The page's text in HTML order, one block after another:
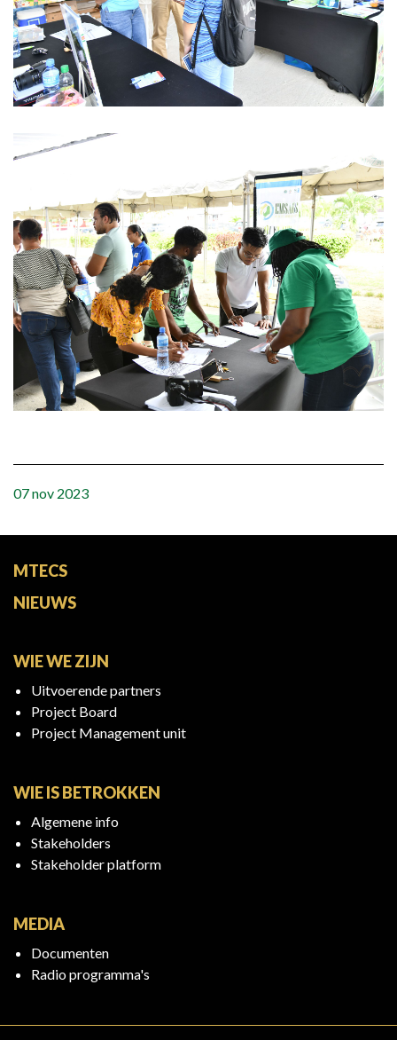
07 nov 2023
MTECS
NIEUWS
WIE WE ZIJN
Uitvoerende partners
Project Board
Project Management unit
WIE IS BETROKKEN
Algemene info
Stakeholders
Stakeholder platform
MEDIA
Documenten
Radio programma's